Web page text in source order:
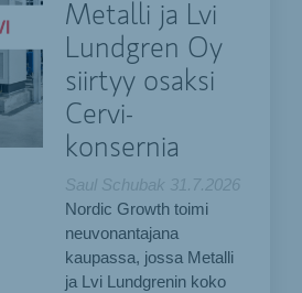
Metalli ja Lvi
Lundgren Oy
siirtyy osaksi
Cervi-
konsernia
Saul Schubak 31.7.2026
Nordic Growth toimi
neuvonantajana
kaupassa, jossa Metalli
ja Lvi Lundgrenin koko